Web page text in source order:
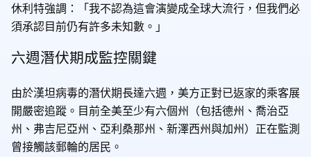
休利特強調：「我不認為這會演變成全球大流行，但我們必
須承認目前仍有許多未知數。」
六週潛伏期成監控關鍵
由於漢坦病毒的潛伏期長達六週，美方正對已返家的乘客展
開嚴密追蹤。目前全美至少有六個州（包括德州、喬治亞
州、弗吉尼亞州、亞利桑那州、新澤西州與加州）正在監測
曾接觸該郵輪的居民。